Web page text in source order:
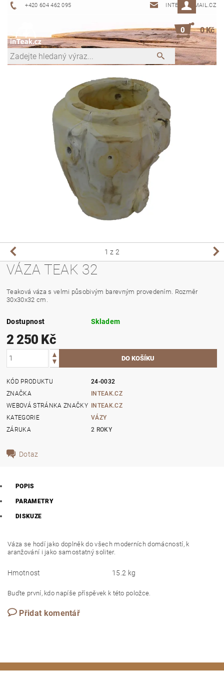
+420 604 462 095 INTEAK@EMAIL.CZ
0 0 Kč
1 z 2
VÁZA TEAK 32
Teaková váza s velmi působivým barevným provedením. Rozměr
30x30x32 cm.
Dostupnost Skladem
2 250 Kč
KÓD PRODUKTU
24-0032
ZNAČKA
INTEAK.CZ
WEBOVÁ STRÁNKA ZNAČKY INTEAK.CZ
KATEGORIE
VÁZY
ZÁRUKA
2 ROKY
Dotaz
POPIS
PARAMETRY
DISKUZE
Váza se hodí jako doplněk do všech moderních domácností, k
aranžování i jako samostatný soliter.
Hmotnost 15.2 kg
Buďte první, kdo napíše příspěvek k této položce.
Přidat komentář